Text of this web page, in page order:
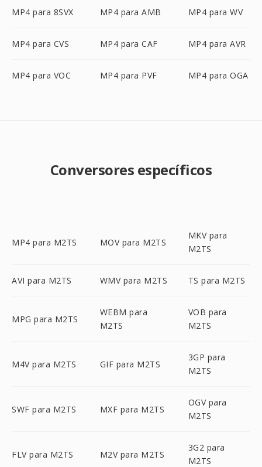
MP4 para 8SVX MP4 para AMB MP4 para WV
MP4 para CVS MP4 para CAF MP4 para AVR
MP4 para VOC MP4 para PVF MP4 para OGA
Conversores específicos
MP4 para M2TS MOV para M2TS
MKV para
M2TS
AVI para M2TS WMV para M2TS TS para M2TS
MPG para M2TS
WEBM para
M2TS
VOB para
M2TS
M4V para M2TS GIF para M2TS
3GP para
M2TS
SWF para M2TS MXF para M2TS
OGV para
M2TS
FLV para M2TS M2V para M2TS
3G2 para
M2TS